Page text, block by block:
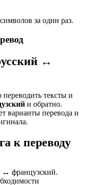
символов за один раз.
↔
тексты и
и обратно.
варианты перевода и
к переводу
↔ французский.